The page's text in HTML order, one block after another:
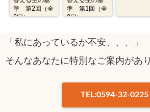
準 第2回（全
2回）
準 第1回（全
2回）
「私にあっているか不安、、、」
そんなあなたに特別なご案内があ
TEL:0594-32-0225